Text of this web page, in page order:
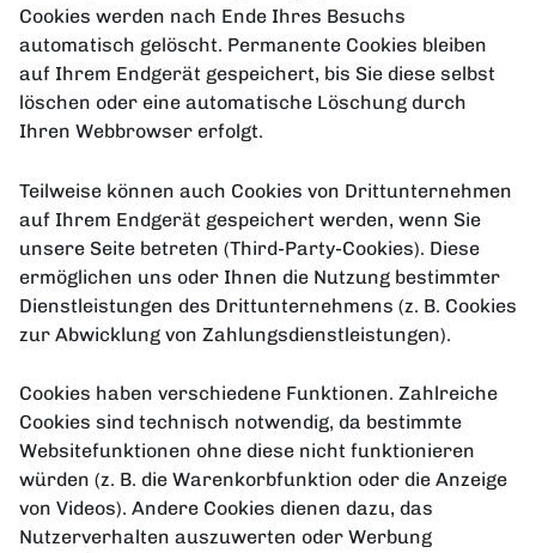
Cookies werden nach Ende Ihres Besuchs
automatisch gelöscht. Permanente Cookies bleiben
auf Ihrem Endgerät gespeichert, bis Sie diese selbst
löschen oder eine automatische Löschung durch
Ihren Webbrowser erfolgt.
Teilweise können auch Cookies von Drittunternehmen
auf Ihrem Endgerät gespeichert werden, wenn Sie
unsere Seite betreten (Third-Party-Cookies). Diese
ermöglichen uns oder Ihnen die Nutzung bestimmter
Dienstleistungen des Drittunternehmens (z. B. Cookies
zur Abwicklung von Zahlungsdienstleistungen).
Cookies haben verschiedene Funktionen. Zahlreiche
Cookies sind technisch notwendig, da bestimmte
Websitefunktionen ohne diese nicht funktionieren
würden (z. B. die Warenkorbfunktion oder die Anzeige
von Videos). Andere Cookies dienen dazu, das
Nutzerverhalten auszuwerten oder Werbung